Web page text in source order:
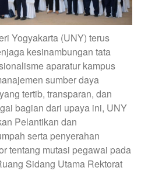
Yogyakarta (UNY) terus
kesinambungan tata
aparatur kampus
sumber daya
tertib, transparan, dan
bagian dari upaya ini, UNY
Pelantikan dan
serta penyerahan
tentang mutasi pegawai pada
Sidang Utama Rektorat